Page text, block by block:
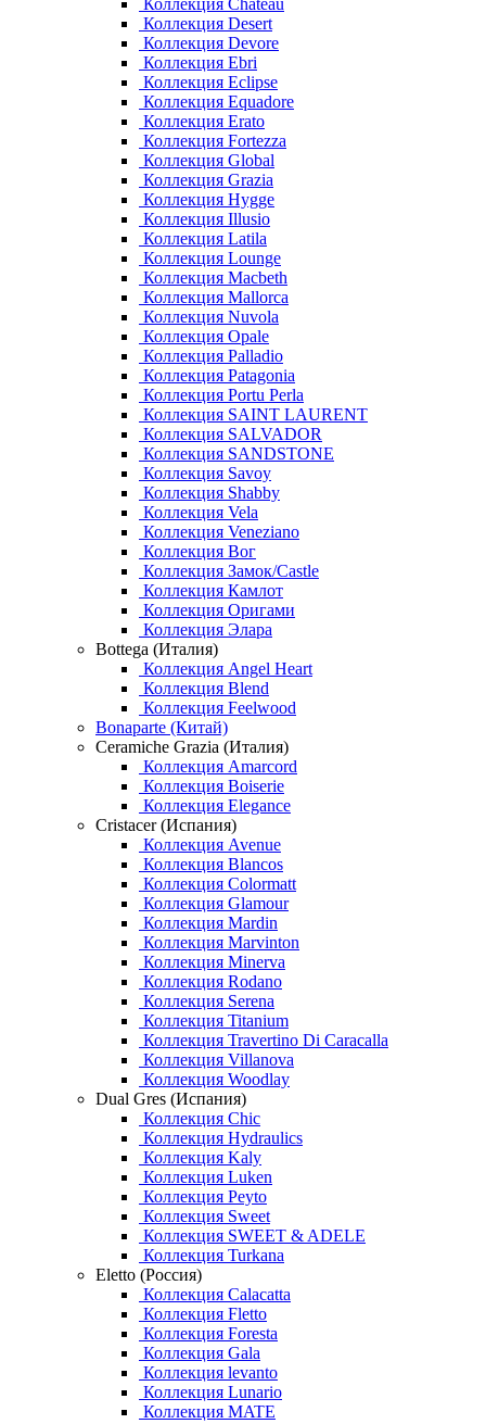
Коллекция Chateau
Коллекция Desert
Коллекция Devore
Коллекция Ebri
Коллекция Eclipse
Коллекция Equadore
Коллекция Erato
Коллекция Fortezza
Коллекция Global
Коллекция Grazia
Коллекция Hygge
Коллекция Illusio
Коллекция Latila
Коллекция Lounge
Коллекция Macbeth
Коллекция Mallorca
Коллекция Nuvola
Коллекция Opale
Коллекция Palladio
Коллекция Patagonia
Коллекция Portu Perla
Коллекция SAINT LAURENT
Коллекция SALVADOR
Коллекция SANDSTONE
Коллекция Savoy
Коллекция Shabby
Коллекция Vela
Коллекция Veneziano
Коллекция Вог
Коллекция Замок/Castle
Коллекция Камлот
Коллекция Оригами
Коллекция Элара
Bottega (Италия)
Коллекция Angel Heart
Коллекция Blend
Коллекция Feelwood
Bonaparte (Китай)
Ceramiche Grazia (Италия)
Коллекция Amarcord
Коллекция Boiserie
Коллекция Elegance
Cristacer (Испания)
Коллекция Avenue
Коллекция Blancos
Коллекция Colormatt
Коллекция Glamour
Коллекция Mardin
Коллекция Marvinton
Коллекция Minerva
Коллекция Rodano
Коллекция Serena
Коллекция Titanium
Коллекция Travertino Di Caracalla
Коллекция Villanova
Коллекция Woodlay
Dual Gres (Испания)
Коллекция Chic
Коллекция Hydraulics
Коллекция Kaly
Коллекция Luken
Коллекция Peyto
Коллекция Sweet
Коллекция SWEET & ADELE
Коллекция Turkana
Eletto (Россия)
Коллекция Calacatta
Коллекция Fletto
Коллекция Foresta
Коллекция Gala
Коллекция levanto
Коллекция Lunario
Коллекция MATE